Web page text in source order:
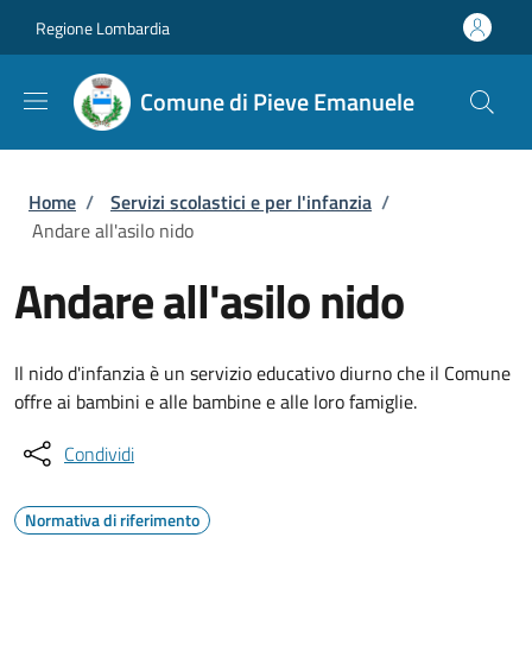
Regione Lombardia
Comune di Pieve Emanuele
Briciole di pane
Home / Servizi scolastici e per l'infanzia /
Andare all'asilo nido
Andare all'asilo nido
Il nido d'infanzia è un servizio educativo diurno che il Comune
offre ai bambini e alle bambine e alle loro famiglie.
Condividi
Normativa di riferimento